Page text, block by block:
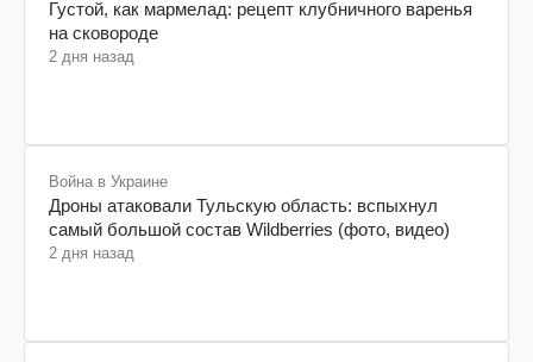
Густой, как мармелад: рецепт клубничного варенья
на сковороде
2 дня назад
Война в Украине
Дроны атаковали Тульскую область: вспыхнул
самый большой состав Wildberries (фото, видео)
2 дня назад